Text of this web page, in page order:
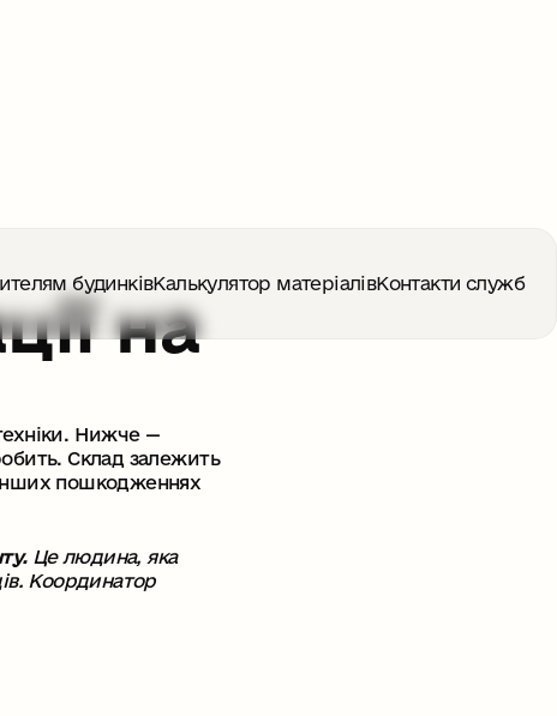
на
Нижче —
Склад залежить
пошкодженнях
Це людина, яка
Координатор
будинківКалькулятор матеріалівКонтакти служб